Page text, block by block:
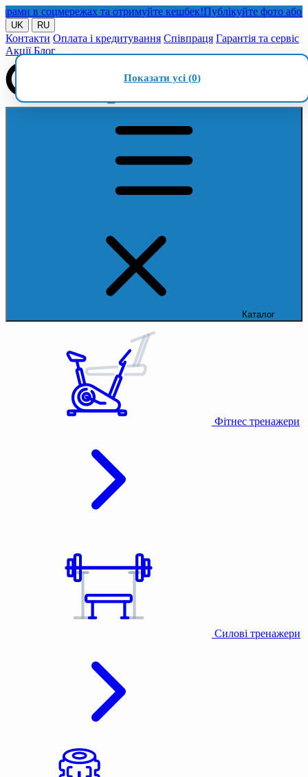
в соцмережах та отримуйте кешбек!Публікуйте фото або
UK RU
Контакти Оплата і кредитування Співпраця Гарантія та сервіс
Акції Блог
Каталог
Фітнес тренажери
Силові тренажери
Показати усі (0)